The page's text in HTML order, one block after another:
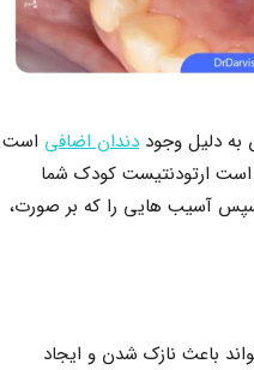
دلیل وجود دندان اضافی است
ارتودنتیست کودک شما
سپس آسیب هایی را که بر صورت،
باعث نازک شدن و ایجاد